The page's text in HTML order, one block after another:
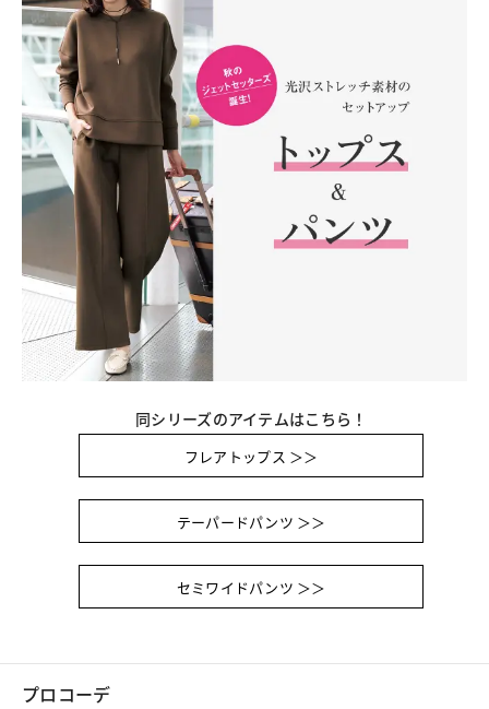
同シリーズのアイテムはこちら！
フレアトップス ＞＞
テーパードパンツ ＞＞
セミワイドパンツ ＞＞
プロコーデ